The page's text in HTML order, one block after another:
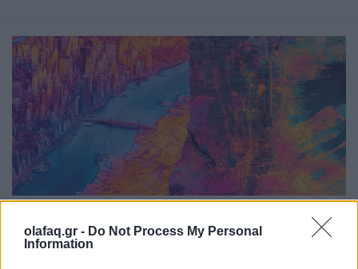
olafaq.gr - Do Not Process My Personal
Information
Υγεία
Η ζέστη δεν είναι πια “καιρός”, είναι beta test